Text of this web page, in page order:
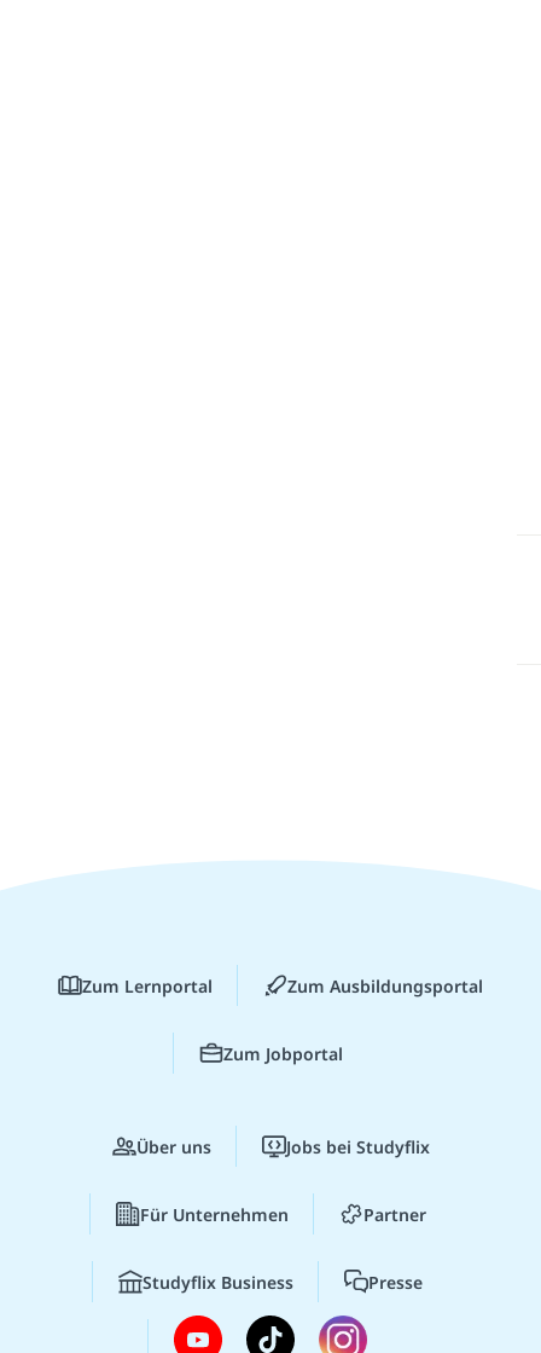
Zum Lernportal Zum Ausbildungsportal
Zum Jobportal
Über uns Jobs bei Studyflix
Für Unternehmen Partner
Studyflix Business Presse